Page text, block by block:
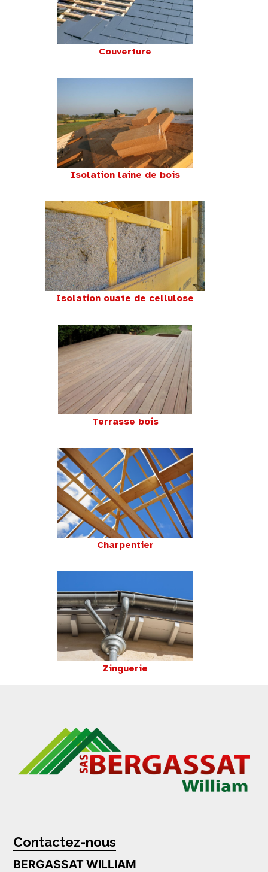
Couverture
Isolation laine de bois
Isolation ouate de cellulose
Terrasse bois
Charpentier
Zinguerie
Contactez-nous
BERGASSAT WILLIAM